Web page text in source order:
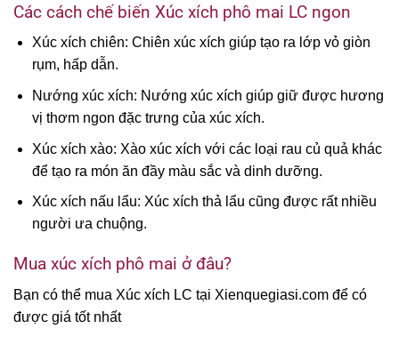
Các cách chế biến Xúc xích phô mai LC ngon
Xúc xích chiên: Chiên xúc xích giúp tạo ra lớp vỏ giòn
rụm, hấp dẫn.
Nướng xúc xích: Nướng xúc xích giúp giữ được hương
vị thơm ngon đặc trưng của xúc xích.
Xúc xích xào: Xào xúc xích với các loại rau củ quả khác
để tạo ra món ăn đầy màu sắc và dinh dưỡng.
Xúc xích nấu lẩu: Xúc xích thả lẩu cũng được rất nhiều
người ưa chuộng.
Mua xúc xích phô mai ở đâu?
Bạn có thể mua Xúc xích LC tại Xienquegiasi.com để có
được giá tốt nhất